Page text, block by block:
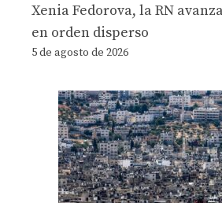
Xenia Fedorova, la RN
en orden disperso
5 de agosto de 2026